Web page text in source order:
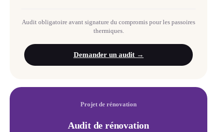
Audit obligatoire avant signature du compromis pour les passoires
thermiques.
Demander un audit →
Projet de rénovation
Audit de rénovation